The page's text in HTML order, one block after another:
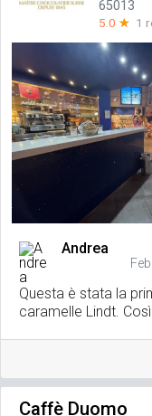
65013
5.0 ☆ 1
Andrea
Questa è stata la
caramelle Lindt.
Caffè Duomo